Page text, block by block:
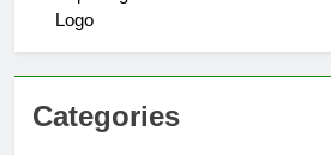
Exploring the Colors of the
Categories